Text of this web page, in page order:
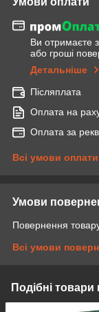
Ви отримаєте
або гроші
Детальніше
Післяплата
Оплата на
Оплата за
Всі умови оплати
Умови
Повернення
Всі умови
Подібні товари